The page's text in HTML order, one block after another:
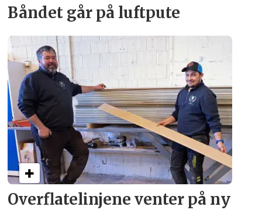
Overflate­linjene venter på ny
Båndet går på luftpute